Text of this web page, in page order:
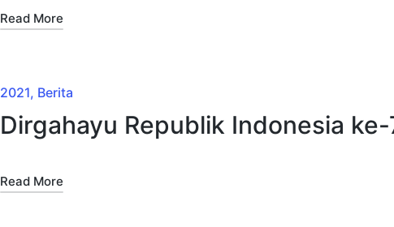
Read More
2021 Berita
Dirgahayu Republik Indonesia
Read More